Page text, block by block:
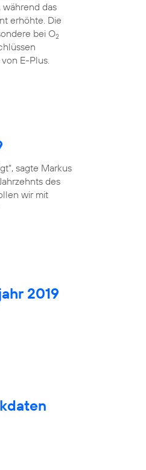
während das
erhöhte. Die
bei O2
E-Plus.
sagte Markus
des
wir mit
2019